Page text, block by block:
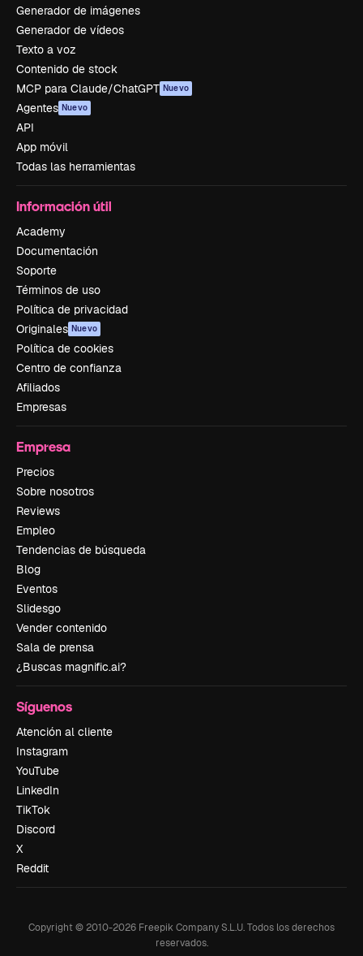
Generador de imágenes
Generador de vídeos
Texto a voz
Contenido de stock
MCP para Claude/ChatGPT Nuevo
Agentes Nuevo
API
App móvil
Todas las herramientas
Información útil
Academy
Documentación
Soporte
Términos de uso
Política de privacidad
Originales Nuevo
Política de cookies
Centro de confianza
Afiliados
Empresas
Empresa
Precios
Sobre nosotros
Reviews
Empleo
Tendencias de búsqueda
Blog
Eventos
Slidesgo
Vender contenido
Sala de prensa
¿Buscas magnific.ai?
Síguenos
Atención al cliente
Instagram
YouTube
LinkedIn
TikTok
Discord
X
Reddit
Copyright © 2010-2026 Freepik Company S.L.U.Todos los derechos
reservados.